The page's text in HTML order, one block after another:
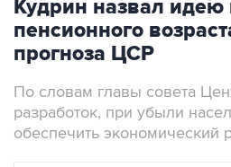
Кудрин назвал
пенсионного
прогноза ЦСР
По словам главы совета
разработок, при убыли
обеспечить экономический